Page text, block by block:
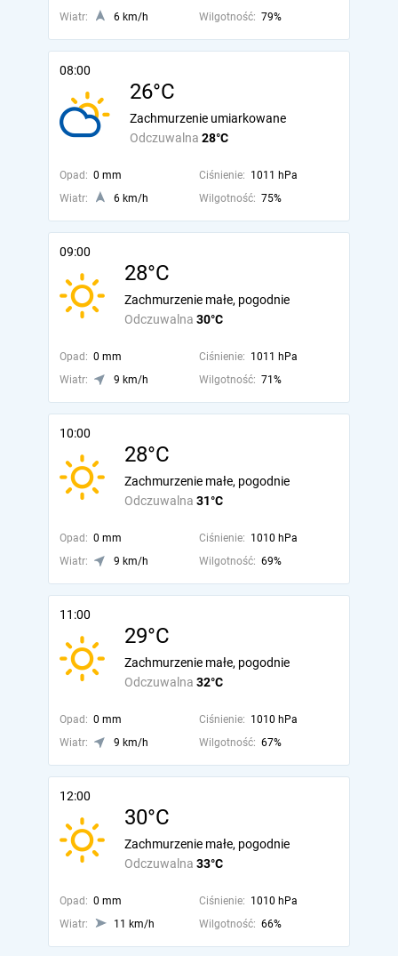
Wiatr: 6 km/h Wilgotność: 79%
08:00
26°C
Odczuwalna 28°C
Zachmurzenie umiarkowane
Opad: 0 mm Ciśnienie: 1011 hPa
Wiatr:
6 km/h Wilgotność: 75%
09:00
28°C
Odczuwalna 30°C
Zachmurzenie małe, pogodnie
Opad: 0 mm Ciśnienie: 1011 hPa
Wiatr:
9 km/h Wilgotność: 71%
10:00
28°C
Odczuwalna 31°C
Zachmurzenie małe, pogodnie
Opad: 0 mm Ciśnienie: 1010 hPa
Wiatr:
9 km/h Wilgotność: 69%
11:00
29°C
Odczuwalna 32°C
Zachmurzenie małe, pogodnie
Opad: 0 mm Ciśnienie: 1010 hPa
Wiatr:
9 km/h Wilgotność: 67%
12:00
30°C
Odczuwalna 33°C
Zachmurzenie małe, pogodnie
Opad: 0 mm Ciśnienie: 1010 hPa
Wiatr:
11 km/h Wilgotność: 66%